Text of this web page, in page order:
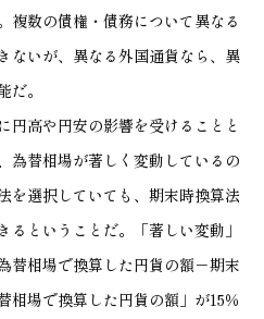
複数の債権・債務について異なる
ないが、異なる外国通貨なら、異
。
円高や円安の影響を受けることと
為替相場が著しく変動しているの
を選択していても、期末時換算法
ということだ。「著しい変動」
替相場で換算した円貨の額－期末
相場で換算した円貨の額」が15％